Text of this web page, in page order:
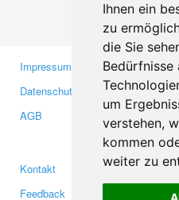
Ihnen ein
zu
die Sie
Bedürfnisse
um
verstehen,
kommen
weiter zu
Impressum
Datenschutzerklärung
AGB
Kontakt
Feedback